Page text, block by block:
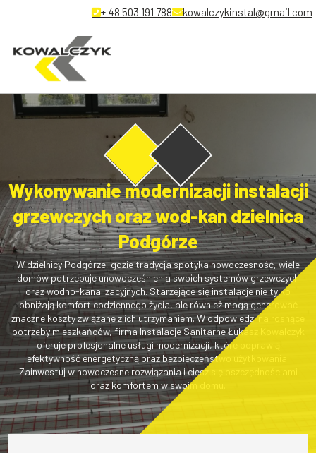
+ 48 503 191 788 kowalczykinstal@gmail.com
Wykonywanie modernizacji instalacji
grzewczych oraz wod-kan dzielnica
Podgórze
W dzielnicy Podgórze, gdzie tradycja spotyka nowoczesność, wiele
domów potrzebuje unowocześnienia swoich systemów grzewczych
oraz wodno-kanalizacyjnych. Starzejące się instalacje nie tylko
obniżają komfort codziennego życia, ale również mogą generować
znaczne koszty związane z ich utrzymaniem. W odpowiedzi na rosnące
potrzeby mieszkańców, firma Instalacje Sanitarne Łukasz Kowalczyk
oferuje profesjonalne usługi modernizacji, które poprawią
efektywność energetyczną oraz bezpieczeństwo użytkowania.
Zainwestuj w nowoczesne rozwiązania i ciesz się oszczędnościami
oraz komfortem w swoim domu.